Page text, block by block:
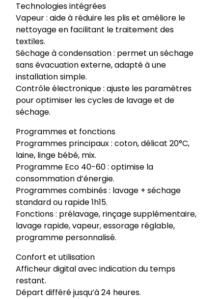
Technologies intégrées
Vapeur : aide à réduire les plis et améliore le
nettoyage en facilitant le traitement des
textiles.
Séchage à condensation : permet un séchage
sans évacuation externe, adapté à une
installation simple.
Contrôle électronique : ajuste les paramètres
pour optimiser les cycles de lavage et de
séchage.
Programmes et fonctions
Programmes principaux : coton, délicat 20°C,
laine, linge bébé, mix.
Programme Eco 40-60 : optimise la
consommation d’énergie.
Programmes combinés : lavage + séchage
standard ou rapide 1h15.
Fonctions : prélavage, rinçage supplémentaire,
lavage rapide, vapeur, essorage réglable,
programme personnalisé.
Confort et utilisation
Afficheur digital avec indication du temps
restant.
Départ différé jusqu’à 24 heures.